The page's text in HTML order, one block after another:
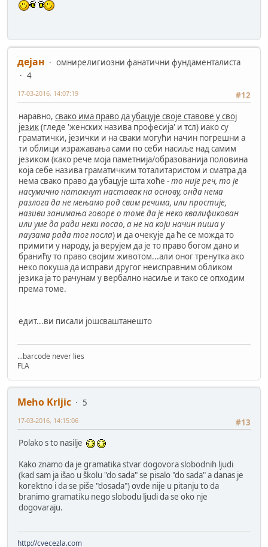
дејан
омнирелигиозни фанатични фундаменталиста
4
#12
17-03-2016, 14:07:19
наравно, свако има право да убацује своје ставове у свој
језик(гледе 'женских назива професија' и тсл) иако су
граматички, језички и на сваки могући начин погрешни а
ти облици изражавања сами по себи насиље над самим
језиком (како рече моја паметнија/образованија половина
која себе назива граматичким тоталитаристом и сматра да
нема свако право да убацује шта хоће -то није реч, то је
насумично натакнут наставак на основу, онда нема
разлога да не мењамо род свим речима, или простије,
називи занимања говоре о томе да је неко квалификован
или уме да ради неки посао, а не на који начин пиша у
паузама рада тог посла) и да очекује да ће се можда то
примити у народу, ја верујем да је то право богом дано и
бранићу то право својим животом...али оног тренутка ако
неко покуша да исправи другог неисправним обликом
језика ја то рачунам у вербално насиље и тако се опходим
према томе.
едит...ви писали јошсваштанешто
...barcode never lies
FLA
Meho Krljic
5
#13
17-03-2016, 14:15:06
Polako s to nasilje
Kako znamo da je gramatika stvar dogovora slobodnih ljudi
(kad sam ja išao u školu "do sada" se pisalo "do sada" a danas je
korektno i da se piše "dosada") ovde nije u pitanju to da
branimo gramatiku nego slobodu ljudi da se oko nje
dogovaraju.
http://cvecezla.com